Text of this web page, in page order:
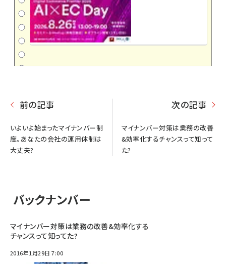
前の記事
いよいよ始まったマイナンバー制
度。あなたの会社の運用体制は
大丈夫?
次の記事
マイナンバー対策は業務の改善
&効率化するチャンスって知って
た?
バックナンバー
マイナンバー対策は業務の改善&効率化する
チャンスって知ってた?
2016年1月29日 7:00